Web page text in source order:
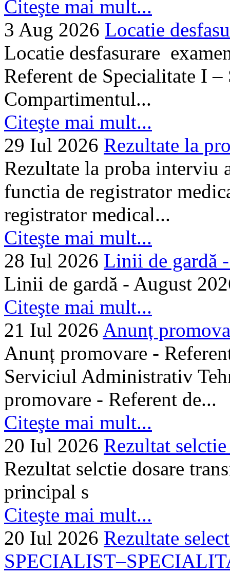
Citeşte mai mult...
3 Aug 2026 Locatie
Locatie desfasurare
Referent de Specialitate I
Compartimentul...
Citeşte mai mult...
29 Iul 2026 Rezultate la
Rezultate la proba interviu
functia de registrator
registrator medical...
Citeşte mai mult...
28 Iul 2026 Linii de gardă
Linii de gardă - August
Citeşte mai mult...
21 Iul 2026 Anunț
Anunț promovare -
Serviciul Administrativ
promovare - Referent de...
Citeşte mai mult...
20 Iul 2026 Rezultat
Rezultat selctie dosare
principal s
Citeşte mai mult...
20 Iul 2026 Rezultate